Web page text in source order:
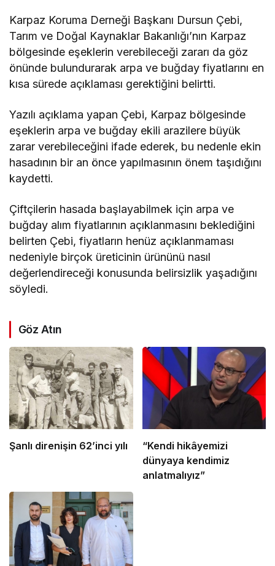
Karpaz Koruma Derneği Başkanı Dursun Çebi,
Tarım ve Doğal Kaynaklar Bakanlığı’nın Karpaz
bölgesinde eşeklerin verebileceği zararı da göz
önünde bulundurarak arpa ve buğday fiyatlarını en
kısa sürede açıklaması gerektiğini belirtti.
Yazılı açıklama yapan Çebi, Karpaz bölgesinde
eşeklerin arpa ve buğday ekili arazilere büyük
zarar verebileceğini ifade ederek, bu nedenle ekin
hasadının bir an önce yapılmasının önem taşıdığını
kaydetti.
Çiftçilerin hasada başlayabilmek için arpa ve
buğday alım fiyatlarının açıklanmasını beklediğini
belirten Çebi, fiyatların henüz açıklanmaması
nedeniyle birçok üreticinin ürününü nasıl
değerlendireceği konusunda belirsizlik yaşadığını
söyledi.
Göz Atın
Şanlı direnişin 62’inci yılı
“Kendi hikâyemizi
dünyaya kendimiz
anlatmalıyız”